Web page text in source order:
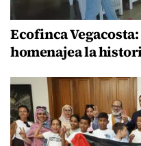
Ecofinca
homenajea la